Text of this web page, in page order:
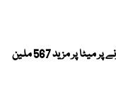
بچوں کو خطرات سے بروقت آگاہ نہ کرنے پر میٹا پر مزید 567 ملین